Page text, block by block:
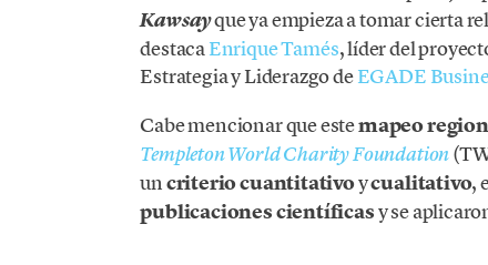
Kawsayque ya empieza a tomar cierta
destacaEnrique Tamés, líder del
Estrategia y Liderazgo deEGADE
Cabe mencionar que estemapeo
Templeton World Charity Foundation
uncriterio cuantitativoycualitativo,
publicaciones científicasy se